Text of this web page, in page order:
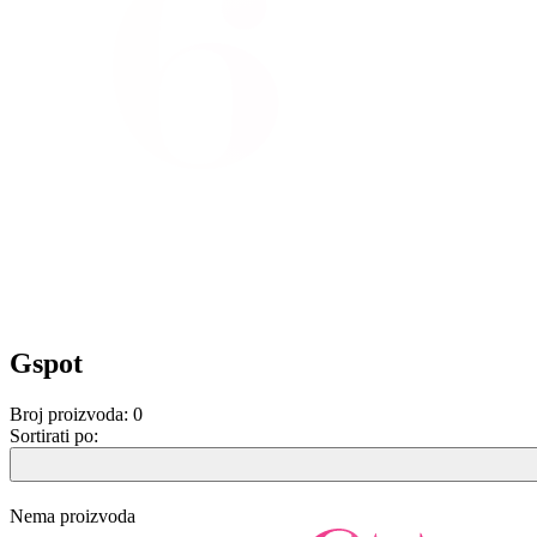
Gspot
Broj proizvoda: 0
Sortirati po:
Nema proizvoda